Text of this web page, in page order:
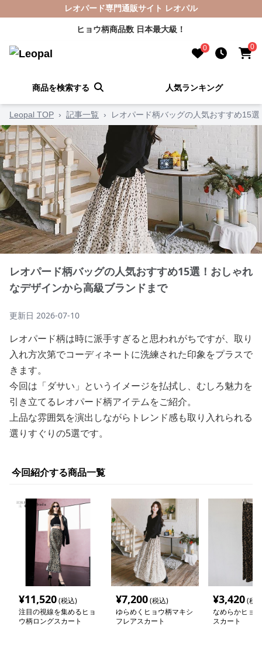
レオパード専門通販サイト レオパル
ヒョウ柄商品数 日本最大級！
0 0
商品を検索する 人気ランキング
Leopal TOP › 記事一覧 › レオパード柄バッグの人気おすすめ15
レオパード柄バッグの人気おすすめ15選！おしゃれ
なデザインから高級ブランドまで
更新日 2026-07-10
レオパード柄は時に派手すぎると思われがちですが、取り
入れ方次第でコーディネートに洗練された印象をプラスで
きます。
今回は「ダサい」というイメージを払拭し、むしろ魅力を
引き立てるレオパード柄アイテムをご紹介。
上品な雰囲気を演出しながらトレンド感も取り入れられる
選りすぐりの5選です。
今回紹介する商品一覧
¥11,520(税込)
注目の視線を集めるヒョ
ウ柄ロングスカート
¥7,200(税込)
ゆらめくヒョウ柄マキシ
フレアスカート
¥3,420(税
なめらかヒョ
スカート